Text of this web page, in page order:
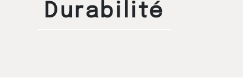
Durabilité